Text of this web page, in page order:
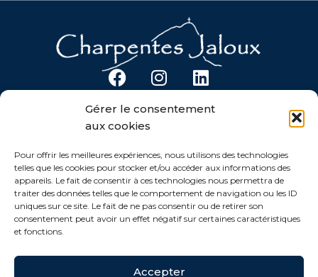
Gérer le consentement
aux cookies
Pour offrir les meilleures expériences, nous utilisons des technologies
telles que les cookies pour stocker et/ou accéder aux informations des
appareils. Le fait de consentir à ces technologies nous permettra de
traiter des données telles que le comportement de navigation ou les ID
uniques sur ce site. Le fait de ne pas consentir ou de retirer son
consentement peut avoir un effet négatif sur certaines caractéristiques
et fonctions.
Accepter
F
a
c
b
o
o
k
I
n
a
g
r
a
m
L
i
e
d
i
n
Charpente
Restauration Traditionnelle
LIENS UTILES
Plan du Site
Politique de Confidentialité